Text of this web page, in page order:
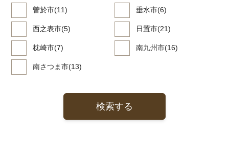
曽於市(11) 垂水市(6)
西之表市(5) 日置市(21)
枕崎市(7) 南九州市(16)
南さつま市(13)
検索する